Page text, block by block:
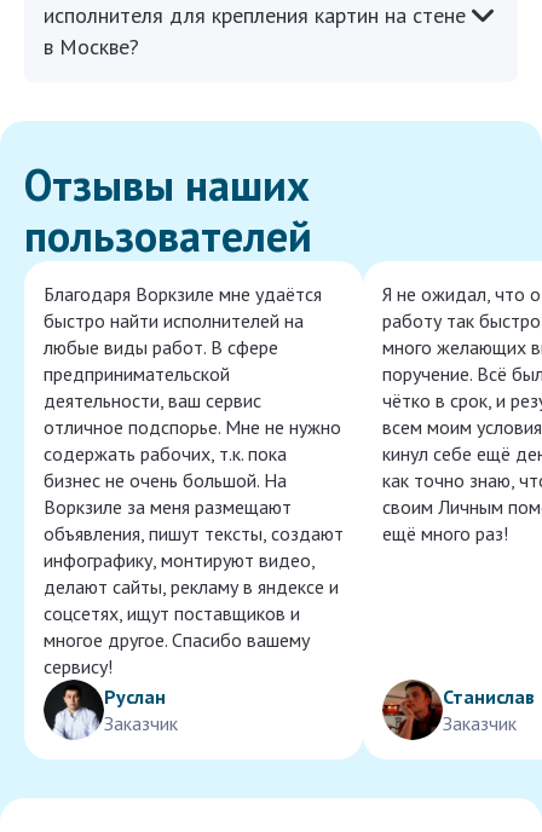
исполнителя для крепления картин на стене
в Москве?
Отзывы наших
пользователей
Благодаря Воркзиле мне удаётся
быстро найти исполнителей на
любые виды работ. В сфере
предпринимательской
деятельности, ваш сервис
отличное подспорье. Мне не нужно
содержать рабочих, т.к. пока
бизнес не очень большой. На
Воркзиле за меня размещают
объявления, пишут тексты, создают
инфографику, монтируют видео,
делают сайты, рекламу в яндексе и
соцсетях, ищут поставщиков и
многое другое. Спасибо вашему
сервису!
Руслан
Заказчик
Я не ожидал, что
работу так
много желающих
поручение. Всё
чётко в срок, и
всем моим
кинул себе ещё
как точно знаю,
своим Личным
ещё много раз!
Станислав
Заказчик